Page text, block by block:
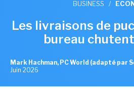
BUSINESS /
Les livraisons de
bureau
Mark Hachman, PC World (adapté par
Juin 2026